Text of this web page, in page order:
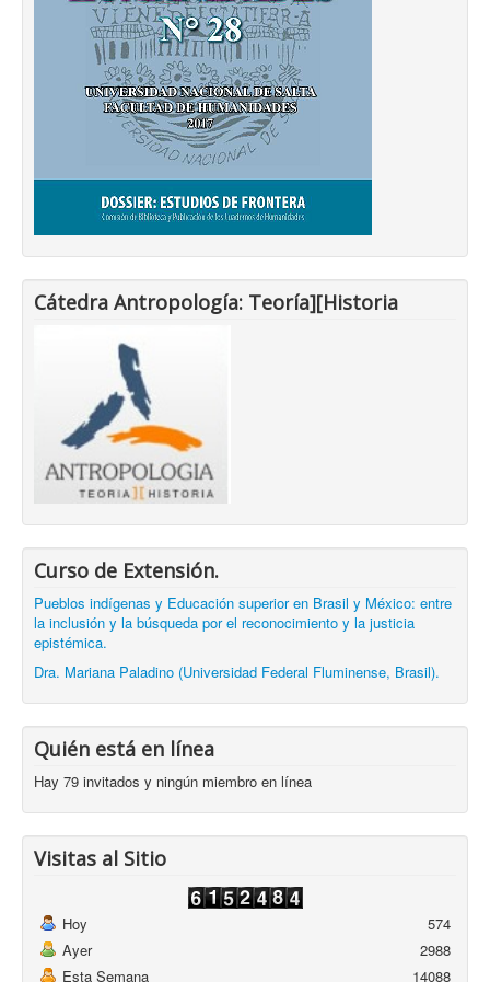
Cátedra Antropología: Teoría][Historia
Curso de Extensión.
Pueblos indígenas y Educación superior en Brasil y México: entre
la inclusión y la búsqueda por el reconocimiento y la justicia
epistémica.
Dra. Mariana Paladino (Universidad Federal Fluminense, Brasil).
Quién está en línea
Hay 79 invitados y ningún miembro en línea
Visitas al Sitio
Hoy
Ayer
Esta Semana
574
2988
14088